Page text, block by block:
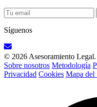
Síguenos
© 2026 Asesoramiento Legal.
Sobre nosotros Metodología
Privacidad Cookies Mapa del